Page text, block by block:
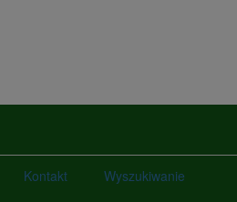
Kontakt
Wyszukiwanie